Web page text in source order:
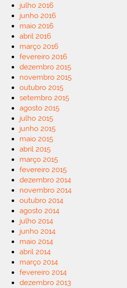
julho 2016
junho 2016
maio 2016
abril 2016
março 2016
fevereiro 2016
dezembro 2015
novembro 2015
outubro 2015
setembro 2015
agosto 2015
julho 2015
junho 2015
maio 2015
abril 2015
março 2015
fevereiro 2015
dezembro 2014
novembro 2014
outubro 2014
agosto 2014
julho 2014
junho 2014
maio 2014
abril 2014
março 2014
fevereiro 2014
dezembro 2013